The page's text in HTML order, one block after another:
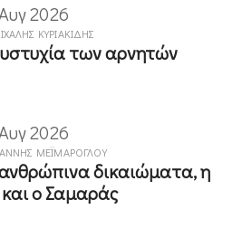
2026
ΚΥΡΙΑΚΊΔΗΣ
των αρνητών
2026
ΜΕΪΜΆΡΟΓΛΟΥ
δικαιώματα, η
ο Σαμαράς